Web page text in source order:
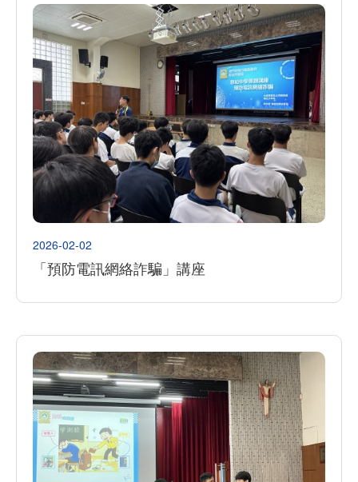
2026-02-02
「預防電訊網絡詐騙」講座